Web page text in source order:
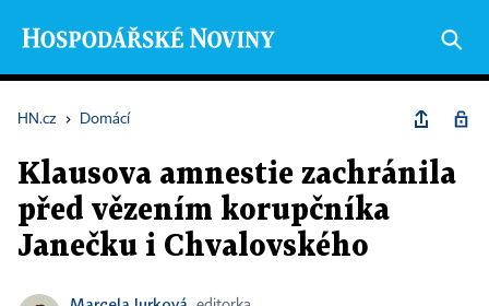
HN.cz › Domácí
Klausova amnestie zachránila
před vězením korupčníka
Janečku i Chvalovského